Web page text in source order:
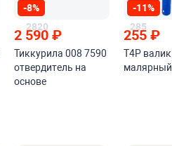
-8%
2820
2 590₽
Тиккурила 008 7590
отвердитель на
основе
-11%
285
255 ₽
T4P валик
малярный